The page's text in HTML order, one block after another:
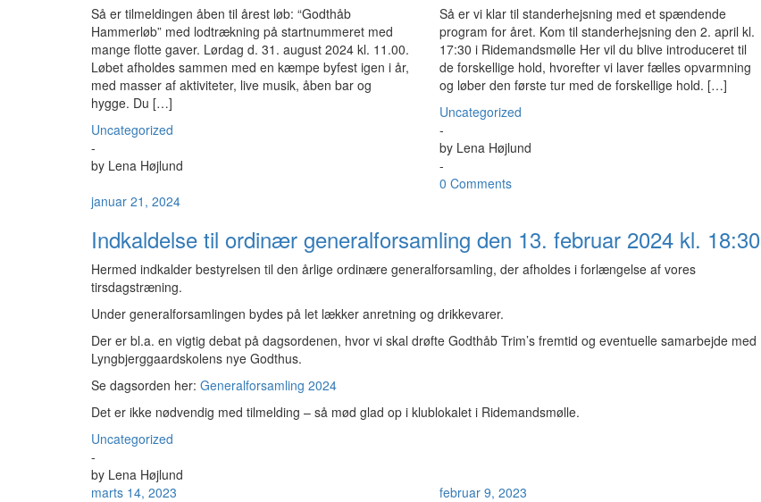
Så er tilmeldingen åben til årest løb: “Godthåb
Hammerløb” med lodtrækning på startnummeret med
mange flotte gaver. Lørdag d. 31. august 2024 kl. 11.00.
Løbet afholdes sammen med en kæmpe byfest igen i år,
med masser af aktiviteter, live musik, åben bar og
hygge. Du […]
Uncategorized
-
by Lena Højlund
Så er vi klar til standerhejsning med et spændende
program for året. Kom til standerhejsning den 2. april kl.
17:30 i Ridemandsmølle Her vil du blive introduceret til
de forskellige hold, hvorefter vi laver fælles opvarmning
og løber den første tur med de forskellige hold. […]
Uncategorized
-
by Lena Højlund
-
0 Comments
januar 21, 2024
Indkaldelse til ordinær generalforsamling den 13. februar 2024 kl. 18:30
Hermed indkalder bestyrelsen til den årlige ordinære generalforsamling, der afholdes i forlængelse af vores
tirsdagstræning.
Under generalforsamlingen bydes på let lækker anretning og drikkevarer.
Der er bl.a. en vigtig debat på dagsordenen, hvor vi skal drøfte Godthåb Trim’s fremtid og eventuelle samarbejde med
Lyngbjerggaardskolens nye Godthus.
Se dagsorden her: Generalforsamling 2024
Det er ikke nødvendig med tilmelding – så mød glad op i klublokalet i Ridemandsmølle.
Uncategorized
-
by Lena Højlund
marts 14, 2023
februar 9, 2023